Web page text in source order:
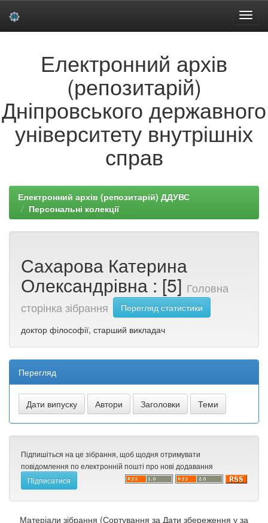
Електронний архів
(репозитарій)
Дніпровського державного
університету внутрішніх
справ
Електронний архів (репозитарій) ДДУВС
Персональні колекції
Сахарова Катерина
Олександрівна : [5] Головна
сторінка зібрання
Перегляд статистики
доктор філософії, старший викладач
Перегляд
Підпишіться на це зібрання, щоб щодня отримувати
повідомлення по електронній пошті про нові додавання
Матеріали зібрання (Сортування за Дати збереження у за